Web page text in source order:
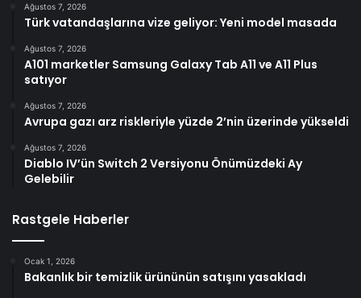
Ağustos 7, 2026
Türk vatandaşlarına vize geliyor: Yeni model masada
Ağustos 7, 2026
A101 marketler Samsung Galaxy Tab A11 ve A11 Plus
satıyor
Ağustos 7, 2026
Avrupa gazı arz riskleriyle yüzde 2’nin üzerinde yükseldi
Ağustos 7, 2026
Diablo IV’ün Switch 2 Versiyonu Önümüzdeki Ay
Gelebilir
Rastgele Haberler
Ocak 1, 2026
Bakanlık bir temizlik ürününün satışını yasakladı